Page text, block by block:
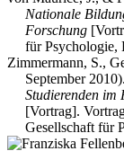
Nationale
Forschung
für Psychologie,
Zimmermann, S.,
September 2010).
Studierenden im
[Vortrag].
Gesellschaft für